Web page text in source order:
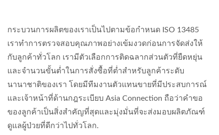
กระบวนการผลิตของเราเป็นไปตามข้อกำหนด ISO 13485
เราทำการตรวจสอบคุณภาพอย่างเข้มงวดก่อนการจัดส่งให้
กับลูกค้าทั่วโลก เรามีตัวเลือกการติดฉลากส่วนตัวที่ยืดหยุ่น
และจำนวนขั้นต่ำในการสั่งซื้อที่ต่ำสำหรับลูกค้าระดับ
นานาชาติของเรา โดยมีทีมงานตัวแทนขายที่มีประสบการณ์
และเจ้าหน้าที่ด้านกฎระเบียบ Asia Connection ถือว่าคำขอ
ของลูกค้าเป็นสิ่งสำคัญที่สุดและมุ่งมั่นที่จะส่งมอบผลิตภัณฑ์
ดูแลผู้ป่วยที่ดีกว่าไปทั่วโลก.